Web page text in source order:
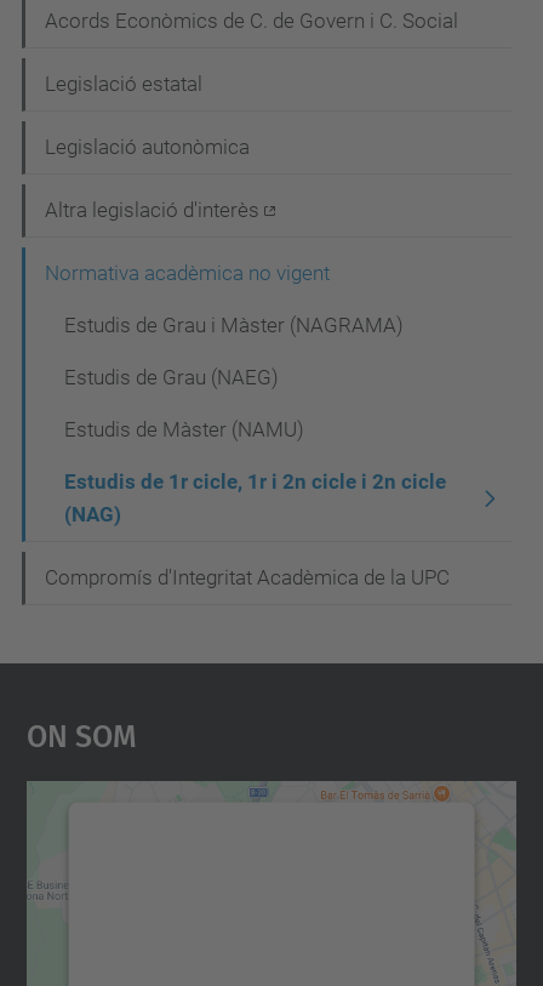
i
ó
Acords Econòmics de C. de Govern i C. Social
Legislació estatal
Legislació autonòmica
Altra legislació d'interès
Normativa acadèmica no vigent
Estudis de Grau i Màster (NAGRAMA)
Estudis de Grau (NAEG)
Estudis de Màster (NAMU)
Estudis de 1r cicle, 1r i 2n cicle i 2n cicle
(NAG)
Compromís d'Integritat Acadèmica de la UPC
On Som